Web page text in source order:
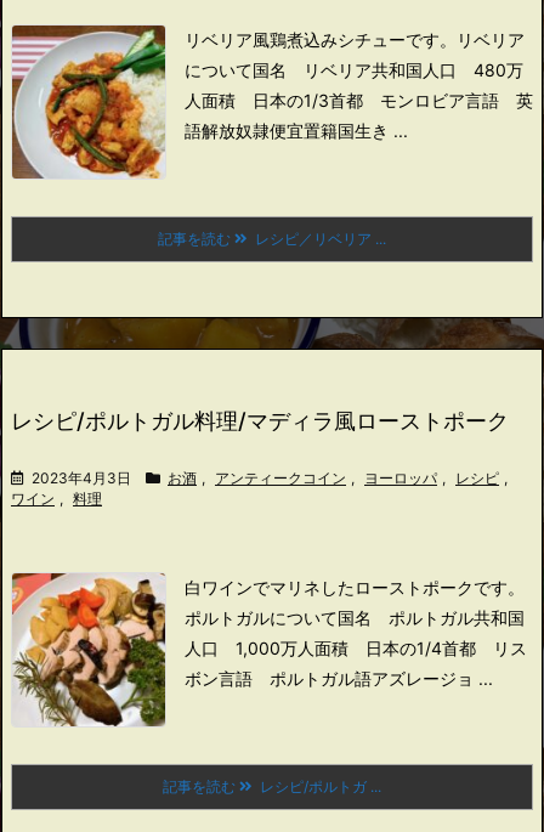
リベリア風鶏煮込みシチューです。
リベリア
について国名 リベリア共和国 人口 480万
人面積 日本の1/3首都 モンロビア言語 英
語解放奴隷便宜置籍国生き ...
記事を読む レシピ／リベリア ...
レシピ/ポルトガル料理/マディラ風ローストポーク
2023年4月3日 お酒 , アンティークコイン , ヨーロッパ , レシピ ,
ワイン , 料理
白ワインでマリネしたローストポークです。
ポルトガルについて国名 ポルトガル共和国
人口 1,000万人面積 日本の1/4首都 リス
ボン言語 ポルトガル語アズレージョ ...
記事を読む レシピ/ポルトガ ...